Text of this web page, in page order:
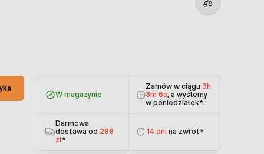
W magazynie
Zamów w ciągu 3h
3m 6s, a wyślemy
w poniedziałek*.
Darmowa
dostawa od 299
zł*
14 dni na zwrot*